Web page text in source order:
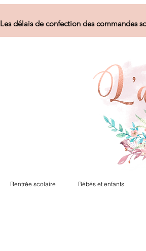
Les délais de confection des commandes
Rentrée scolaire Bébés et enfants